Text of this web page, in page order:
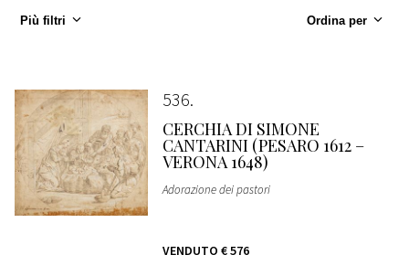
Più filtri Ordina per
536
CERCHIA DI SIMONE
CANTARINI (PESARO 1612 –
VERONA 1648)
Adorazione dei pastori
VENDUTO € 576